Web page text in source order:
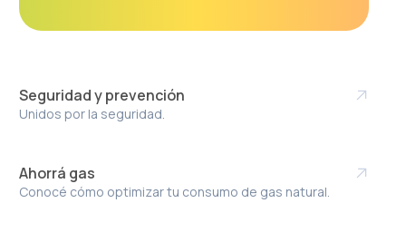
Seguridad y prevención
Unidos por la seguridad.
Ahorrá gas
Conocé cómo optimizar tu consumo de gas natural.